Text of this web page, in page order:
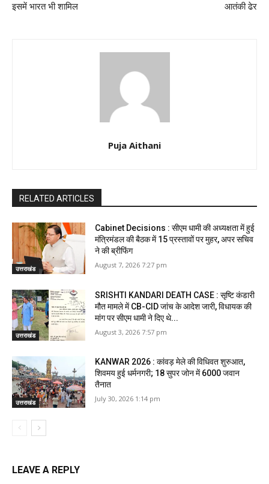
इसमें भारत भी शामिल
आतंकी ढेर
Puja Aithani
RELATED ARTICLES
उत्तराखंड
Cabinet Decisions : सीएम धामी की अध्यक्षता में हुई
मंत्रिमंडल की बैठक में 15 प्रस्तावों पर मुहर, अपर सचिव
ने की ब्रीफिंग
August 7, 2026 7:27 pm
उत्तराखंड
SRISHTI KANDARI DEATH CASE : सृष्टि कंडारी
मौत मामले में CB-CID जांच के आदेश जारी, विधायक की
मांग पर सीएम धामी ने दिए थे...
August 3, 2026 7:57 pm
उत्तराखंड
KANWAR 2026 : कांवड़ मेले की विधिवत शुरुआत,
शिवमय हुई धर्मनगरी; 18 सुपर जोन में 6000 जवान
तैनात
July 30, 2026 1:14 pm
LEAVE A REPLY